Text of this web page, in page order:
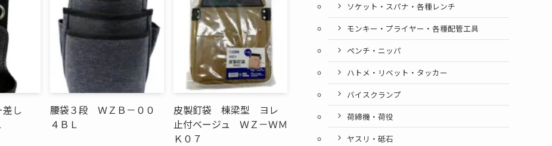
差し
腰袋３段 ＷＺＢ－００
４ＢＬ
皮製釘袋 棟梁型 ヨレ
止付ベージュ ＷＺ－ＷＭ
Ｋ０７
ソケット・スパナ・各種レンチ
モンキー・プライヤー・各種配管工具
ペンチ・ニッパ
ハトメ・リベット・タッカー
バイスクランプ
荷締機・荷役
ヤスリ・砥石